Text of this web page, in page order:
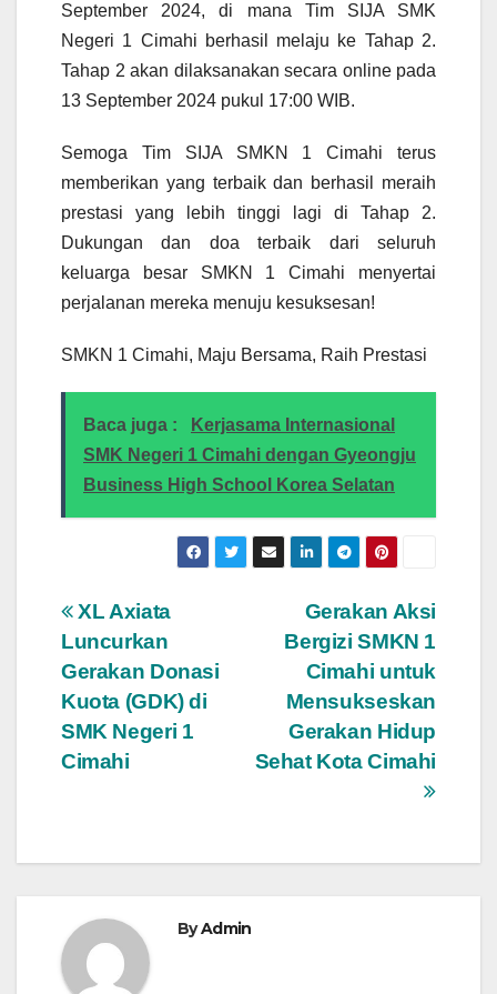
September 2024, di mana Tim SIJA SMK
Negeri 1 Cimahi berhasil melaju ke Tahap 2.
Tahap 2 akan dilaksanakan secara online pada
13 September 2024 pukul 17:00 WIB.
Semoga Tim SIJA SMKN 1 Cimahi terus
memberikan yang terbaik dan berhasil meraih
prestasi yang lebih tinggi lagi di Tahap 2.
Dukungan dan doa terbaik dari seluruh
keluarga besar SMKN 1 Cimahi menyertai
perjalanan mereka menuju kesuksesan!
SMKN 1 Cimahi, Maju Bersama, Raih Prestasi
Baca juga :
Kerjasama Internasional
SMK Negeri 1 Cimahi dengan Gyeongju
Business High School Korea Selatan
Post
navigation
Gerakan Aksi
Bergizi SMKN 1
Cimahi untuk
Mensukseskan
Gerakan Hidup
Sehat Kota Cimahi
XL Axiata
Luncurkan
Gerakan Donasi
Kuota (GDK) di
SMK Negeri 1
Cimahi
ByAdmin